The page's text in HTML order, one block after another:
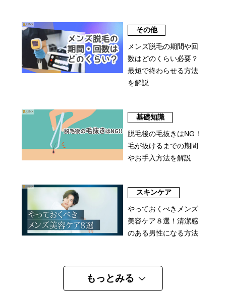
その他
メンズ脱毛の期間や回
数はどのくらい必要？
最短で終わらせる方法
を解説
基礎知識
脱毛後の毛抜きはNG！
毛が抜けるまでの期間
やお手入方法を解説
スキンケア
やっておくべきメンズ
美容ケア８選！清潔感
のある男性になる方法
もっとみる